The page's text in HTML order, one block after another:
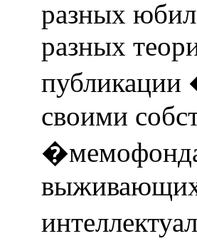
разных
разных
публикации
своими